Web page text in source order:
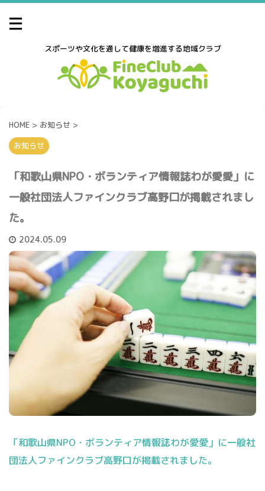
スポーツや文化を通して健康を増進する地域クラブ
HOME > お知らせ >
お知らせ
「和歌山県NPO・ボランティア情報誌わが愛愛」に
一般社団法人ファインクラブ高野口が掲載されまし
た。
2024.05.09
「和歌山県NPO・ボランティア情報誌わが愛愛」に一般社
団法人ファインクラブ高野口が掲載されました。